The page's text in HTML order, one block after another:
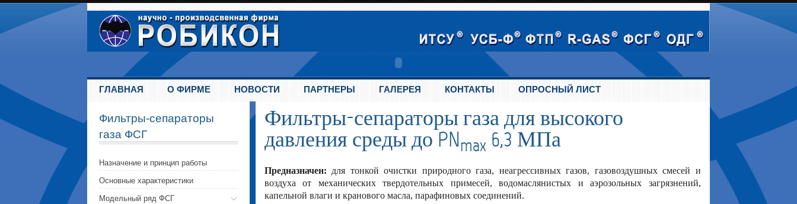
ГЛАВНАЯ О ФИРМЕ НОВОСТИ ПАРТНЕРЫ ГАЛЕРЕЯ КОНТАКТЫ ОПРОСНЫЙ ЛИСТ
Фильтры-сепараторы газа для высокого
давления среды до PNmax 6,3 МПа
Предназначен: для тонкой очистки природного газа, неагрессивных газов, газовоздушных смесей и
воздуха от механических твердотельных примесей, водомаслянистых и аэрозольных загрязнений,
капельной влаги и кранового масла, парафиновых соединений.
Фильтры-сепараторы
газа ФСГ
Назначение и принцип работы
Основные характеристики
Модельный ряд ФСГ